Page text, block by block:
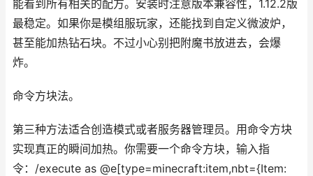
能看到所有相关的配方。安装时注意版本兼容性，1.12.2版
最稳定。如果你是模组服玩家，还能找到自定义微波炉，
甚至能加热钻石块。不过小心别把附魔书放进去，会爆
炸。
命令方块法。
第三种方法适合创造模式或者服务器管理员。用命令方块
实现真正的瞬间加热。你需要一个命令方块，输入指
令：/execute as @e[type=minecraft:item,nbt={Item: